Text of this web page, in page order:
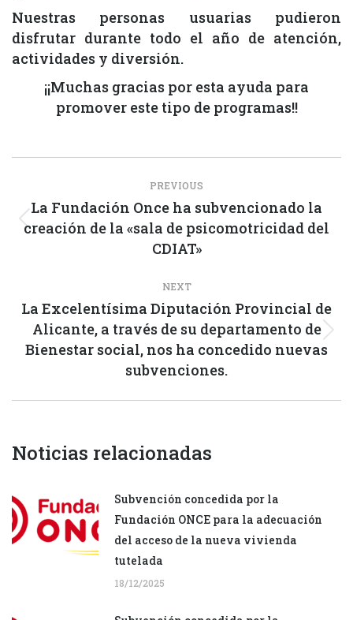
Nuestras personas usuarias pudieron
disfrutar durante todo el año de atención,
actividades y diversión.
¡¡Muchas gracias por esta ayuda para
promover este tipo de programas!!
navigation
PREVIOUS
Previous
post:
La Fundación Once ha subvencionado la
creación de la «sala de psicomotricidad del
CDIAT»
NEXT
Next
post:
La Excelentísima Diputación Provincial de
Alicante, a través de su departamento de
Bienestar social, nos ha concedido nuevas
subvenciones.
Noticias relacionadas
Subvención concedida por la
Fundación ONCE para la adecuación
del acceso de la nueva vivienda
tutelada
18/12/2025